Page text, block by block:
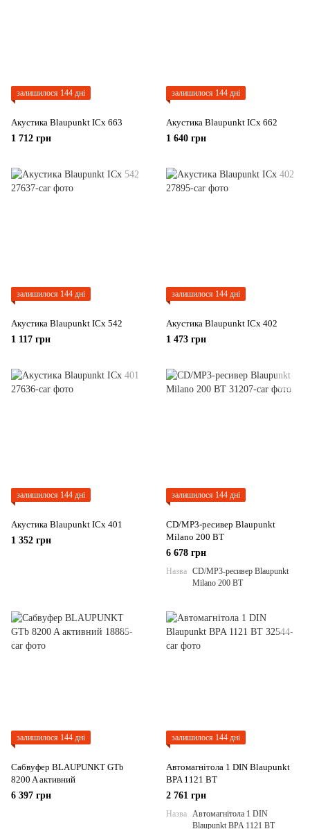
залишилося 144 дні
Акустика Blaupunkt ICx 663
1 712 грн
залишилося 144 дні
Акустика Blaupunkt ICx 662
1 640 грн
залишилося 144 дні
Акустика Blaupunkt ICx 542
1 117 грн
залишилося 144 дні
Акустика Blaupunkt ICx 402
1 473 грн
залишилося 144 дні
Акустика Blaupunkt ICx 401
1 352 грн
залишилося 144 дні
CD/MP3-ресивер Blaupunkt
Milano 200 BT
6 678 грн
Назва CD/MP3-ресивер Blaupunkt
Milano 200 BT
залишилося 144 дні
Сабвуфер BLAUPUNKT GTb
8200 A активний
6 397 грн
залишилося 144 дні
Автомагнітола 1 DIN Blaupunkt
BPA 1121 BT
2 761 грн
Назва Автомагнітола 1 DIN
Blaupunkt BPA 1121 BT